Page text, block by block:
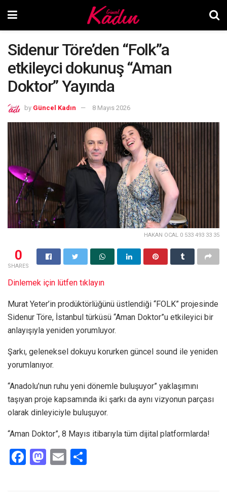
Sidenur Töre’den “Folk”a
etkileyci dokunuş “Aman
Doktor” Yayında
by Güncel Kadın 8 Mayıs 2026
HAKAN OCAL 0 533 493 33 35
0
SHARES
Dinlemek için lütfen tıklayın
Murat Yeter’in prodüktörlüğünü üstlendiği “FOLK” projesinde
Sidenur Töre, İstanbul türküsü “Aman Doktor”u etkileyici bir
anlayışıyla yeniden yorumluyor.
Şarkı, geleneksel dokuyu korurken güncel sound ile yeniden
yorumlanıyor.
“Anadolu’nun ruhu yeni dönemle buluşuyor” yaklaşımını
taşıyan proje kapsamında iki şarkı da aynı vizyonun parçası
olarak dinleyiciyle buluşuyor.
“Aman Doktor”, 8 Mayıs itibarıyla tüm dijital platformlarda!
F
M E